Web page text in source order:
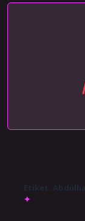
Etiket: